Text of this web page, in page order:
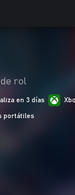
rol
en 3 días
portátiles